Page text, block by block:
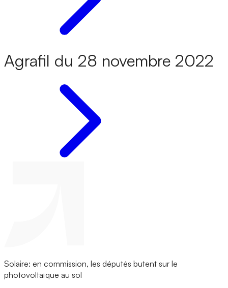
Agrafil du 28 novembre 2022
Solaire: en commission, les députés butent sur le
photovoltaïque au sol